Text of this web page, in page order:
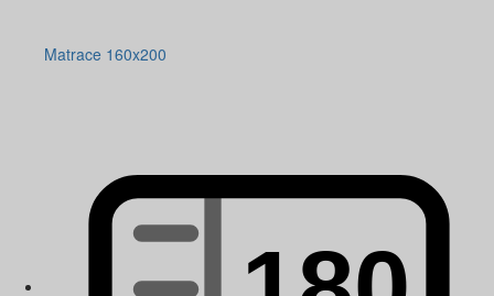
Matrace 160x200